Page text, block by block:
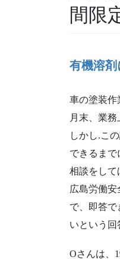
間限
有機溶
車の塗装作
月末、業務
しかし.こ
できるまで
相談をして
広島労働
で、即答
いという回
Oさんは、